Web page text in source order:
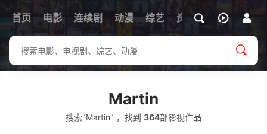
首页 电影 连续剧 动漫 综艺 资讯
Martin
搜索"Martin" ，找到 364部影视作品